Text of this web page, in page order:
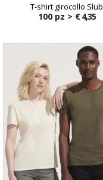
T-shirt girocollo Slub
100 pz > € 4,35